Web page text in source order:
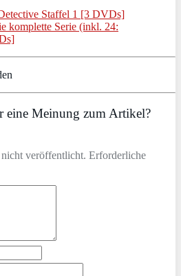
Staffel 1 [3 DVDs]
komplette Serie (inkl. 24:
eine Meinung zum Artikel?
veröffentlicht. Erforderliche